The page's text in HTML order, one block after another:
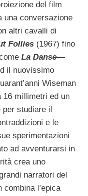
del film
una conversazione
altri cavalli di
Follies (1967) fino
La Danse—
il nuovissimo
Wiseman
16 millimetri ed un
per studiare il
e le
sperimentazioni
ad avventurarsi in
crea uno
narratori del
l’epica